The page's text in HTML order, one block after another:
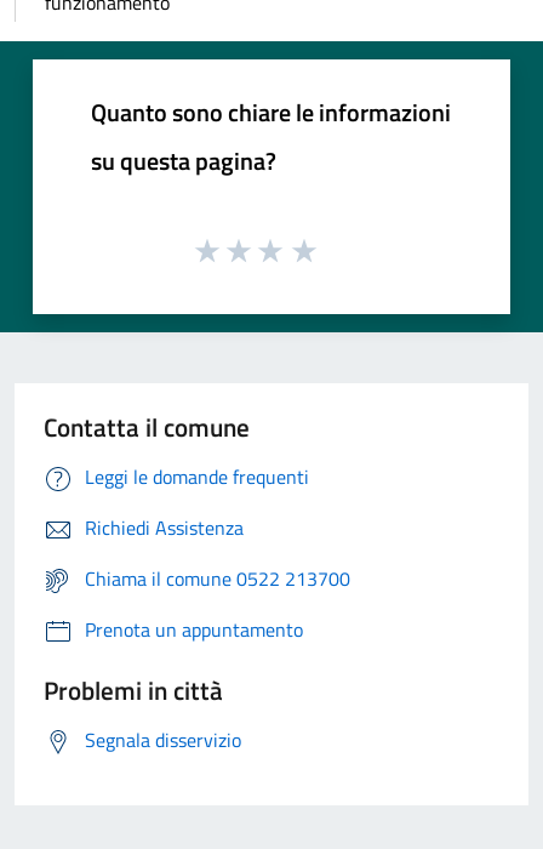
Quanto sono chiare le informazioni
su questa pagina?
Contatta il comune
Leggi le domande frequenti
Richiedi Assistenza
Chiama il comune 0522 213700
Prenota un appuntamento
Problemi in città
Segnala disservizio